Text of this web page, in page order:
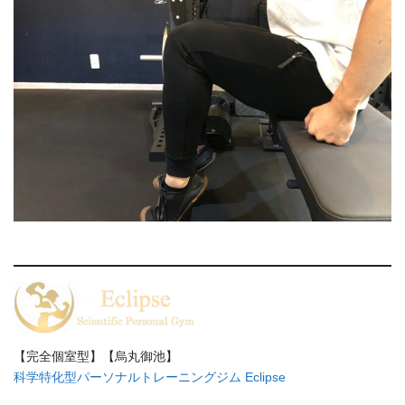
【完全個室型】【烏丸御池】
科学特化型パーソナルトレーニングジム Eclipse